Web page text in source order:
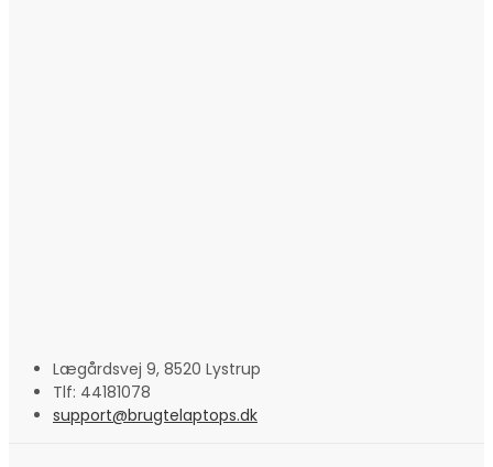
Lægårdsvej 9, 8520 Lystrup
Tlf: 44181078
support@brugtelaptops.dk